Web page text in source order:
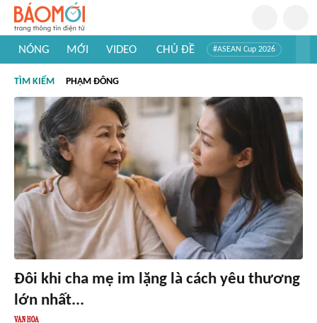
NÓNG MỚI VIDEO CHỦ ĐỀ #ASEAN Cup 2026
#Khám phá thế giới
TÌM KIẾM PHẠM ĐÔNG
Đôi khi cha mẹ im lặng là cách yêu thương
lớn nhất...